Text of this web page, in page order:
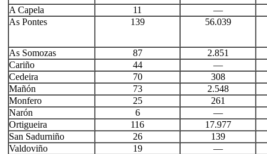
A Capela 11
—
As Pontes
139 56.039
As Somozas 87
2.851
Cariño
44
—
Cedeira
70
308
Mañón
73
2.548
Monfero
25
261
Narón
6
—
Ortigueira
116
17.977
San Sadurniño
26
139
Valdoviño
19
—